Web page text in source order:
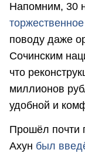
Напомним, 30
поводу даже
Сочинским
что
миллионов
удобной и
Прошёл почти
Ахун был